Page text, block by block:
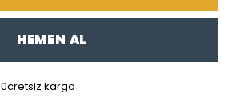
HEMEN AL
ücretsiz kargo